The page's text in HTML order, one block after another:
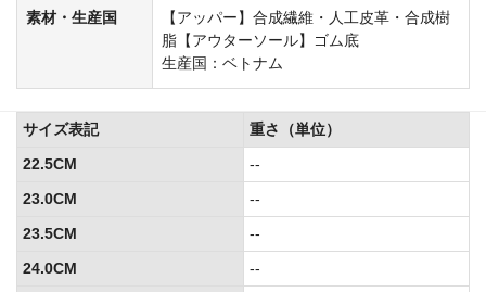
素材・生産国
【アッパー】合成繊維・人工皮革・合成樹
脂【アウターソール】ゴム底
生産国：ベトナム
サイズ表記
重さ（単位）
22.5CM
--
23.0CM
--
23.5CM
--
24.0CM
--